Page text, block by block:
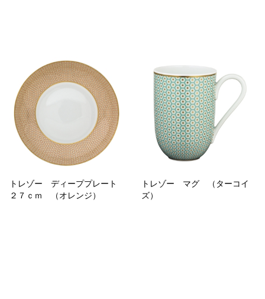
トレゾー ディーププレート
２７ｃｍ （オレンジ）
トレゾー マグ （ターコイ
ズ）